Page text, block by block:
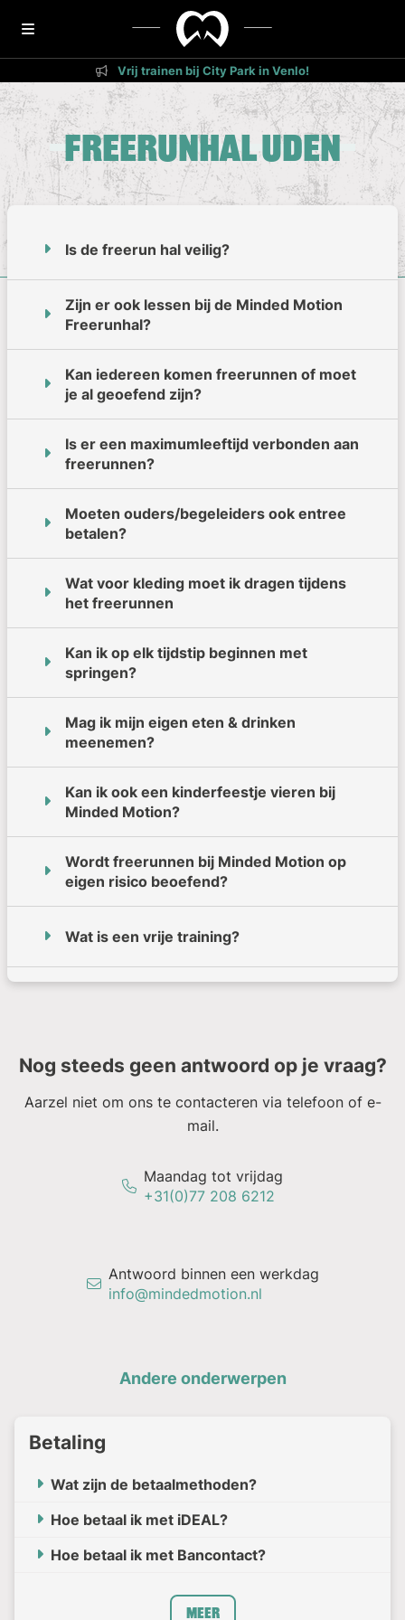
Vrij trainen bij City Park in Venlo!
Freerunhal Uden
Is de freerun hal veilig?
Zijn er ook lessen bij de Minded Motion
Freerunhal?
Kan iedereen komen freerunnen of moet
je al geoefend zijn?
Is er een maximumleeftijd verbonden aan
freerunnen?
Moeten ouders/begeleiders ook entree
betalen?
Wat voor kleding moet ik dragen tijdens
het freerunnen
Kan ik op elk tijdstip beginnen met
springen?
Mag ik mijn eigen eten & drinken
meenemen?
Kan ik ook een kinderfeestje vieren bij
Minded Motion?
Wordt freerunnen bij Minded Motion op
eigen risico beoefend?
Wat is een vrije training?
Nog steeds geen antwoord op je vraag?
Aarzel niet om ons te contacteren via telefoon of e-
mail.
Maandag tot vrijdag
+31(0)77 208 6212
Antwoord binnen een werkdag
info@mindedmotion.nl
Andere onderwerpen
Betaling
Wat zijn de betaalmethoden?
Hoe betaal ik met iDEAL?
Hoe betaal ik met Bancontact?
Meer